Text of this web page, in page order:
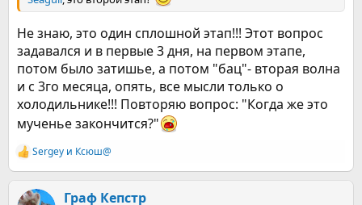
Не знаю, это один сплошной этап!!! Этот вопрос
задавался и в первые 3 дня, на первом этапе,
потом было затишье, а потом "бац"- вторая волна
и с 3го месяца, опять, все мысли только о
холодильнике!!! Повторяю вопрос: "Когда же это
мученье закончится?"
Р
е
к
Sergey и Ксюш@
Граф Кепстр